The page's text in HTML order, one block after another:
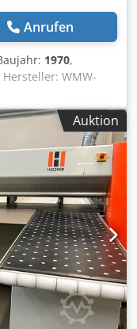
Anrufen
1970,
WMW-
1970 Max.
1.500 mm
mm Fräser-Ø x
Max.
500 mm
47
Standard-
Stützen. Video
Auktion